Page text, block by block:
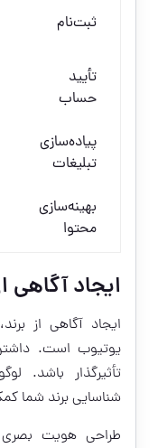
ثبت‌نام
تأیید
حساب
پیاده‌سازی
تبلیغات
بهینه‌سازی
محتوا
ایجاد آگاهی
ایجاد آگاهی از
یوتیوب است.
تأثیرگذار باشد.
شناسایی برند شما
طراحی هویت بصری